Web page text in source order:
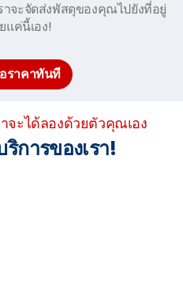
าจะจัดส่งพัสดุของคุณไปยังที่อยู่
แค่นี้เอง!
ราคาทันที
จะได้ลองด้วยตัวคุณเอง
การของเรา!